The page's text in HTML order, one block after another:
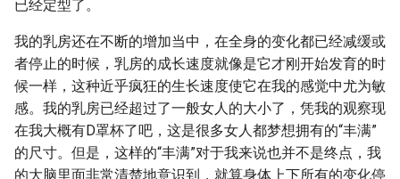
已经定型了。
我的乳房还在不断的增加当中，在全身的变化都已经减缓或
者停止的时候，乳房的成长速度就像是它才刚开始发育的时
候一样，这种近乎疯狂的生长速度使它在我的感觉中尤为敏
感。我的乳房已经超过了一般女人的大小了，凭我的观察现
在我大概有D罩杯了吧，这是很多女人都梦想拥有的“丰满”
的尺寸。但是，这样的“丰满”对于我来说也并不是终点，我
的大脑里面非常清楚地意识到，就算身体上下所有的变化停